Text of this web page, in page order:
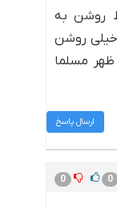
روشن به
روشن
مسلما
ارسال پاسخ
0 0